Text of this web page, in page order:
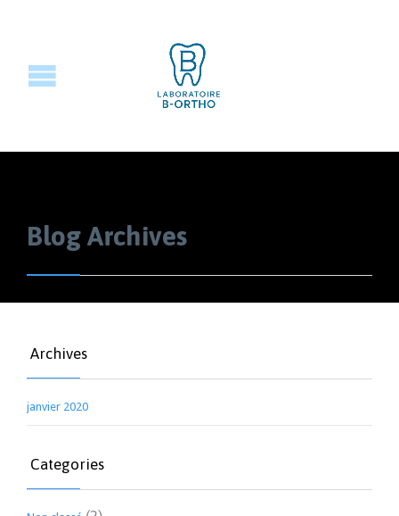
Blog Archives
Archives
janvier 2020
Categories